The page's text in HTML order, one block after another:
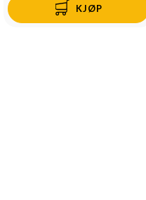
KJØP